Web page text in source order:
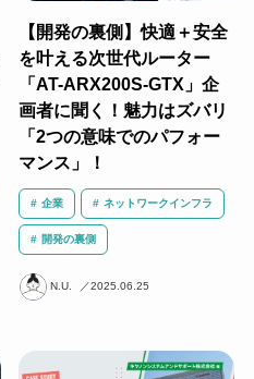
【開発の裏側】快適＋安全
を叶える次世代ルーター
「AT-ARX200S-GTX」企
画者に聞く！魅力はズバリ
「2つの意味でのパフォー
マンス」！
企業 ネットワークインフラ
開発の裏側
N.U. 2025.06.25